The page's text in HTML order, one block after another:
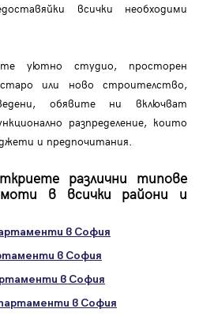
всички необходими
уютно студио, просторен
или ново строителство,
обявите ни включват
разпределение, които
и предпочитания.
различни типове
в всички райони и
в София
в София
в София
в София